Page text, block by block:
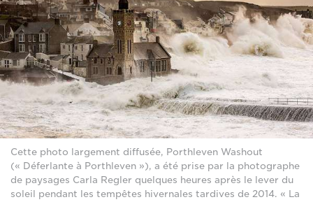
Cette photo largement diffusée, Porthleven Washout
(« Déferlante à Porthleven »), a été prise par la photographe
de paysages Carla Regler quelques heures après le lever du
soleil pendant les tempêtes hivernales tardives de 2014. « La